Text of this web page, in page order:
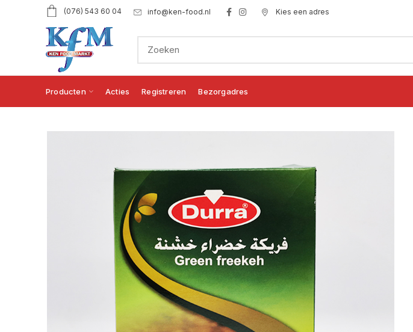
(076) 543 60 04 info@ken-food.nl Kies een adres
Producten Acties Registreren Bezorgadres